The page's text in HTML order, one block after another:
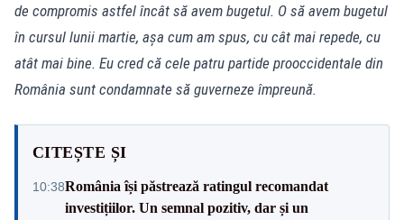
de compromis astfel încât să avem bugetul. O să avem bugetul
în cursul lunii martie, aşa cum am spus, cu cât mai repede, cu
atât mai bine. Eu cred că cele patru partide prooccidentale din
România sunt condamnate să guverneze împreună.
CITEȘTE ȘI
10:38România își păstrează ratingul recomandat
investițiilor. Un semnal pozitiv, dar și un